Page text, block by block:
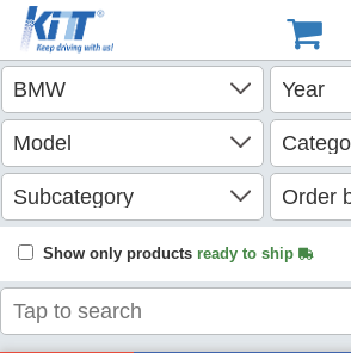
Show only products ready to ship